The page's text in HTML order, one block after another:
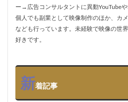
ー→広告コンサルタントに異動YouTubeや
個人でも副業として映像制作のほか、カ
なども行っています。未経験で映像の世
好きです。
新着記事